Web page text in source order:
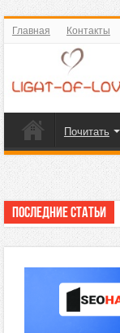
Главная Контакты
Почитать
Последние статьи